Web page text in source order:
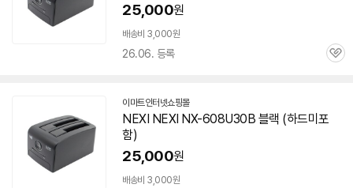
25,000원
배송비 3,000원
26.06. 등록
관
이마트인터넷쇼핑몰
NEXI NEXI NX-608U30B 블랙 (하드미포
함)
25,000원
배송비 3,000원